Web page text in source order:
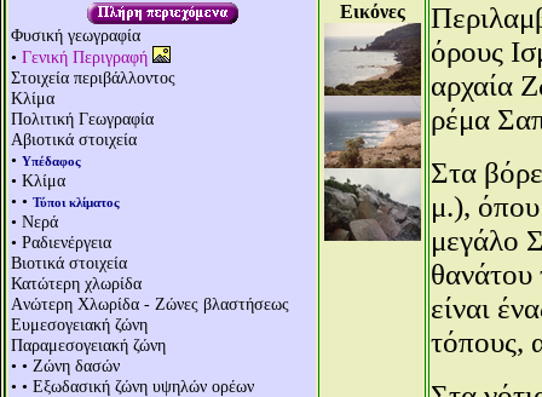
Φυσική γεωγραφία
• Γενική Περιγραφή
Στοιχεία περιβάλλοντος
Κλίμα
Πολιτική Γεωγραφία
Αβιοτικά στοιχεία
• Υπέδαφος
• Κλίμα
• • Τύποι κλίματος
• Νερά
• Ραδιενέργεια
Βιοτικά στοιχεία
Κατώτερη χλωρίδα
Aνώτερη Χλωρίδα - Ζώνες βλαστήσεως
Ευμεσογειακή ζώνη
Παραμεσογειακή ζώνη
• • Ζώνη δασών
• • Εξωδασική ζώνη υψηλών ορέων
Εικόνες
όρους
αρχαία
ρέμα
Στα
μ.), όπου
μεγάλο
θανάτου
είναι
τόπους,